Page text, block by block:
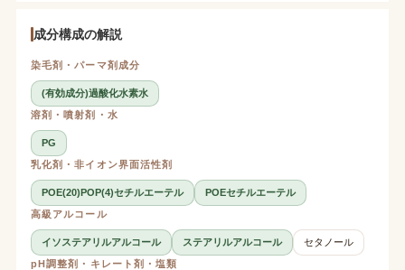
成分構成の解説
染毛剤・パーマ剤成分
(有効成分)過酸化水素水
溶剤・噴射剤・水
PG
乳化剤・非イオン界面活性剤
POE(20)POP(4)セチルエーテル
POEセチルエーテル
高級アルコール
イソステアリルアルコール ステアリルアルコール
セタノール
pH調整剤・キレート剤・塩類